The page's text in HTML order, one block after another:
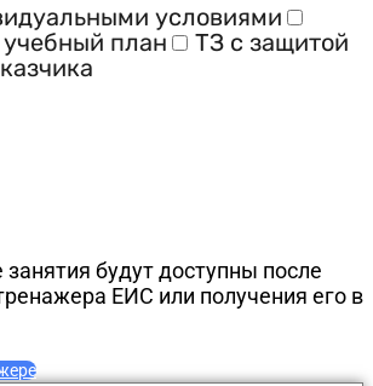
условиями
план
ТЗ с защитой
занятия будут доступны после
ЕИС или получения его в